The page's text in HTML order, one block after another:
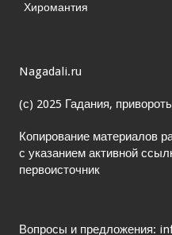
Хиромантия
Nagadali.ru
(с) 2025 Гадания,
Копирование материалов
с указанием активной
первоисточник
Вопросы и предложения: